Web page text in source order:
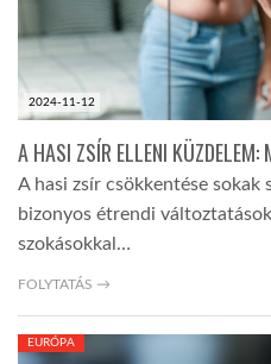
A NAP SZÉPE
LINKTR.EE
GLOBOZSARU
2024-11-12
A HASI ZSÍR ELLENI KÜZDELEM:
A hasi zsír csökkentése sokak
bizonyos étrendi
szokásokkal…
FOLYTATÁS →
EURÓPA